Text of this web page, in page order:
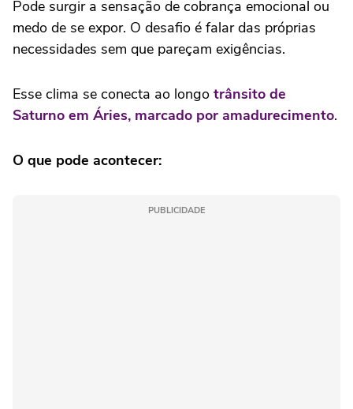
Pode surgir a sensação de cobrança emocional ou
medo de se expor. O desafio é falar das próprias
necessidades sem que pareçam exigências.
Esse clima se conecta ao longo trânsito de
Saturno em Áries, marcado por amadurecimento.
O que pode acontecer:
PUBLICIDADE